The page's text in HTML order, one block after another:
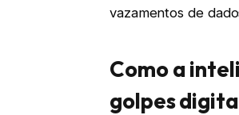
vazamentos de
Como a
golpes